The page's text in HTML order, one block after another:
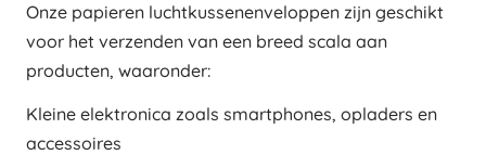
Onze papieren luchtkussenenveloppen zijn geschikt
voor het verzenden van een breed scala aan
producten, waaronder:
Kleine elektronica zoals smartphones, opladers en
accessoires